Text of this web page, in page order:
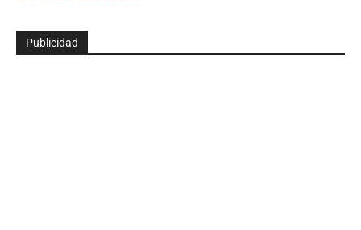
Publicidad